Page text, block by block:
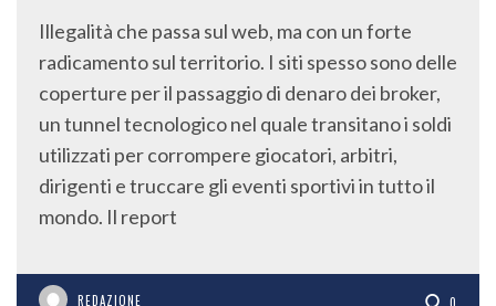
Illegalità che passa sul web, ma con un forte
radicamento sul territorio. I siti spesso sono delle
coperture per il passaggio di denaro dei broker,
un tunnel tecnologico nel quale transitano i soldi
utilizzati per corrompere giocatori, arbitri,
dirigenti e truccare gli eventi sportivi in tutto il
mondo. Il report
REDAZIONE 0